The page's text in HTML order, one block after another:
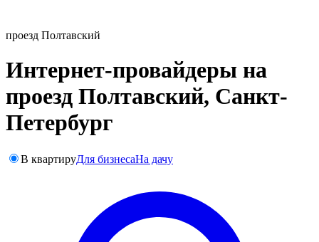
проезд Полтавский
Интернет-провайдеры на
проезд Полтавский, Санкт-
Петербург
В квартируДля бизнесаНа дачу